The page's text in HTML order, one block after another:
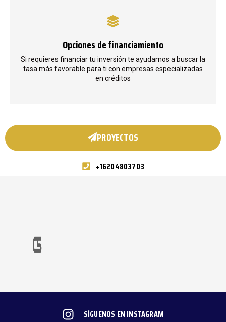
Opciones de financiamiento
Si requieres financiar tu inversión te ayudamos a buscar la
tasa más favorable para ti con empresas especializadas
en créditos
PROYECTOS
+16204803703
SÍGUENOS EN INSTAGRAM